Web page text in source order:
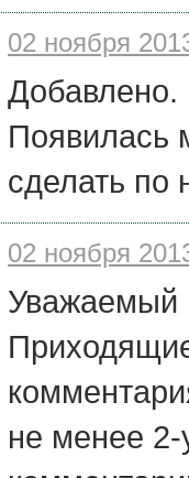
02 ноября
Добавлено.
Появилась
сделать по
02 ноября
Уважаемый
не менее